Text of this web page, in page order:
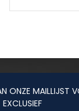
ONZE MAILLIJST
EXCLUSIEF